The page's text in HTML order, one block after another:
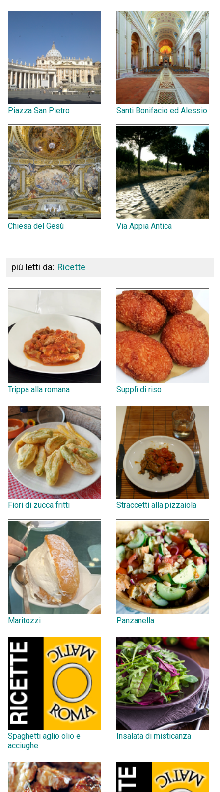
Piazza San Pietro Santi Bonifacio ed Alessio
Chiesa del Gesù Via Appia Antica
più letti da: Ricette
Trippa alla romana Supplì di riso
Fiori di zucca fritti Straccetti alla pizzaiola
Maritozzi Panzanella
Spaghetti aglio olio e
acciughe
Insalata di misticanza